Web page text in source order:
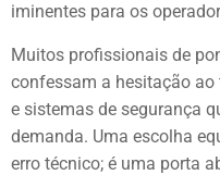
iminentes para os
Muitos profissionais de
confessam a hesitação
e sistemas de segurança
demanda. Uma escolha
erro técnico; é uma porta